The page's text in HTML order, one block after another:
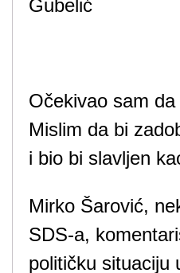
Očekivao sam
Mislim da bi
i bio bi slavljen
Mirko Šarović,
SDS-a,
političku situaciju